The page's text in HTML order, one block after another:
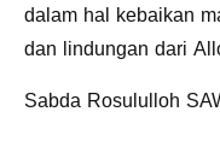
dalam hal kebaikan
dan lindungan dari
Sabda Rosululloh